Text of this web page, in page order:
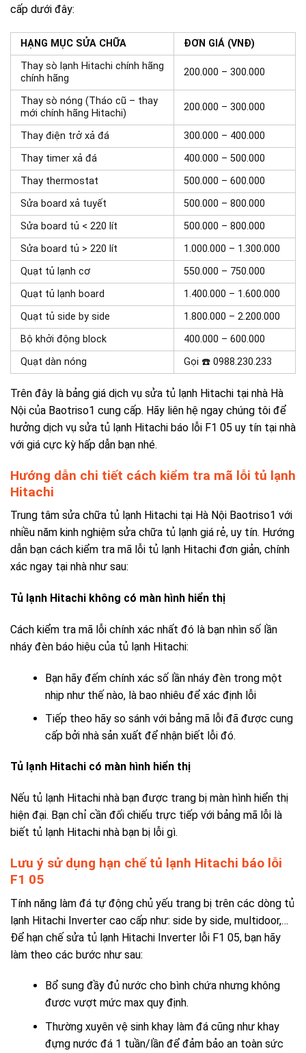
cấp dưới đây:
HẠNG MỤC SỬA CHỮA
ĐƠN GIÁ (VNĐ)
Thay sò lạnh Hitachi chính hãng
chính hãng
200.000 – 300.000
Thay sò nóng (Tháo cũ – thay
mới chính hãng Hitachi)
200.000 – 300.000
Thay điện trở xả đá
300.000 – 400.000
Thay timer xả đá
400.000 – 500.000
Thay thermostat
500.000 – 600.000
Sửa board xả tuyết
500.000 – 800.000
Sửa board tủ < 220 lít
500.000 – 800.000
Sửa board tủ > 220 lít
1.000.000 – 1.300.000
Quạt tủ lạnh cơ
550.000 – 750.000
Quạt tủ lạnh board
1.400.000 – 1.600.000
Quạt tủ side by side
1.800.000 – 2.200.000
Bộ khởi động block
400.000 – 600.000
Quạt dàn nóng
Gọi ☎️ 0988.230.233
Trên đây là bảng giá dịch vụ sửa tủ lạnh Hitachi tại nhà Hà
Nội của Baotriso1 cung cấp. Hãy liên hệ ngay chúng tôi để
hưởng dịch vụ sửa tủ lạnh Hitachi báo lỗi F1 05 uy tín tại nhà
với giá cực kỳ hấp dẫn bạn nhé.
Hướng dẫn chi tiết cách kiểm tra mã lỗi tủ lạnh
Hitachi
Trung tâm sửa chữa tủ lạnh Hitachi tại Hà Nội Baotriso1 với
nhiều năm kinh nghiệm sửa chữa tủ lạnh giá rẻ, uy tín. Hướng
dẫn bạn cách kiểm tra mã lỗi tủ lạnh Hitachi đơn giản, chính
xác ngay tại nhà như sau:
Tủ lạnh Hitachi không có màn hình hiển thị
Cách kiểm tra mã lỗi chính xác nhất đó là bạn nhìn số lần
nháy đèn báo hiệu của tủ lạnh Hitachi:
Bạn hãy đếm chính xác số lần nháy đèn trong một
nhịp như thế nào, là bao nhiêu để xác định lỗi
Tiếp theo hãy so sánh với bảng mã lỗi đã được cung
cấp bởi nhà sản xuất để nhận biết lỗi đó.
Tủ lạnh Hitachi có màn hình hiển thị
Nếu tủ lạnh Hitachi nhà bạn được trang bị màn hình hiển thị
hiện đại. Bạn chỉ cần đối chiếu trực tiếp với bảng mã lỗi là
biết tủ lạnh Hitachi nhà bạn bị lỗi gì.
Lưu ý sử dụng hạn chế tủ lạnh Hitachi báo lỗi
F1 05
Tính năng làm đá tự động chủ yếu trang bị trên các dòng tủ
lạnh Hitachi Inverter cao cấp như: side by side, multidoor,…
Để hạn chế sửa tủ lạnh Hitachi Inverter lỗi F1 05, bạn hãy
làm theo các bước như sau:
Bổ sung đầy đủ nước cho bình chứa nhưng không
đươc vượt mức max quy định.
Thường xuyên vệ sinh khay làm đá cũng như khay
đựng nước đá 1 tuần/lần để đảm bảo an toàn sức